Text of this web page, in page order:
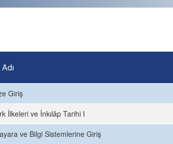
Giriş
İlkeleri ve İnkılâp Tarihi I
ve Bilgi Sistemlerine Giriş